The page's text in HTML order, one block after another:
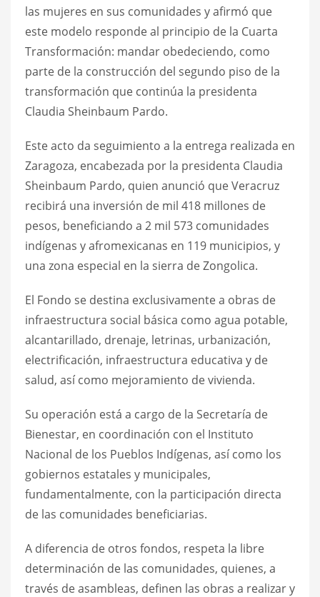
las mujeres en sus comunidades y afirmó que
este modelo responde al principio de la Cuarta
Transformación: mandar obedeciendo, como
parte de la construcción del segundo piso de la
transformación que continúa la presidenta
Claudia Sheinbaum Pardo.
Este acto da seguimiento a la entrega realizada en
Zaragoza, encabezada por la presidenta Claudia
Sheinbaum Pardo, quien anunció que Veracruz
recibirá una inversión de mil 418 millones de
pesos, beneficiando a 2 mil 573 comunidades
indígenas y afromexicanas en 119 municipios, y
una zona especial en la sierra de Zongolica.
El Fondo se destina exclusivamente a obras de
infraestructura social básica como agua potable,
alcantarillado, drenaje, letrinas, urbanización,
electrificación, infraestructura educativa y de
salud, así como mejoramiento de vivienda.
Su operación está a cargo de la Secretaría de
Bienestar, en coordinación con el Instituto
Nacional de los Pueblos Indígenas, así como los
gobiernos estatales y municipales,
fundamentalmente, con la participación directa
de las comunidades beneficiarias.
A diferencia de otros fondos, respeta la libre
determinación de las comunidades, quienes, a
través de asambleas, definen las obras a realizar y